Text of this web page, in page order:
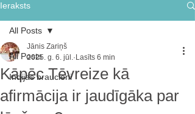
Ieraksts
All Posts
Indijas braucieni
All Posts
Kāpēc Tēvreize kā
afirmācija ir jaudīgāka par
Jānis Zariņš
2025. g. 6. jūl. Lasīts 6 min